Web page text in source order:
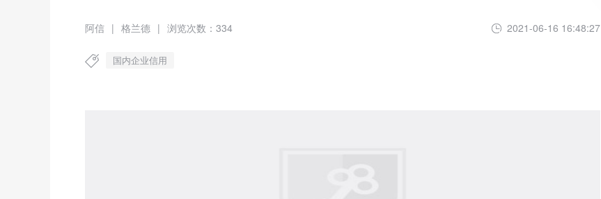
阿信 | 格兰德 | 浏览次数：334 2021-06-16 16:48:27
国内企业信用